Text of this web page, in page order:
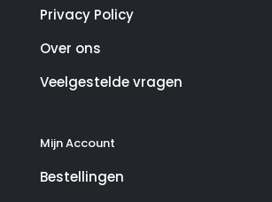
Privacy Policy
Over ons
Veelgestelde vragen
Mijn Account
Bestellingen